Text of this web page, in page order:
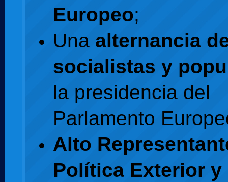
Europeo;
Una alternancia
socialistas y
la presidencia del
Parlamento
Alto
Política Exterior y